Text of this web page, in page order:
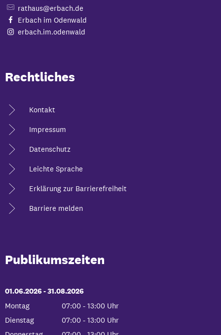
rathaus@erbach.de
Erbach im Odenwald
erbach.im.odenwald
Rechtliches
Kontakt
Impressum
Datenschutz
Leichte Sprache
Erklärung zur Barrierefreiheit
Barriere melden
Publikumszeiten
01.06.2026-bis
31.08.2026
Montag
07:00 - 13:00 Uhr
Von 07:00 bis 13:00 Uhr
Dienstag 07:00 - 13:00 Uhr
Von 07:00 bis 13:00 Uhr